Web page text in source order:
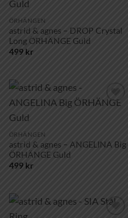
ÖRHÄNGEN
astrid & agnes – DROP Crystal
Long ÖRHÄNGE Guld
499 kr
ÖRHÄNGEN
astrid & agnes – ANGELINA Big
ÖRHÄNGE Guld
499 kr